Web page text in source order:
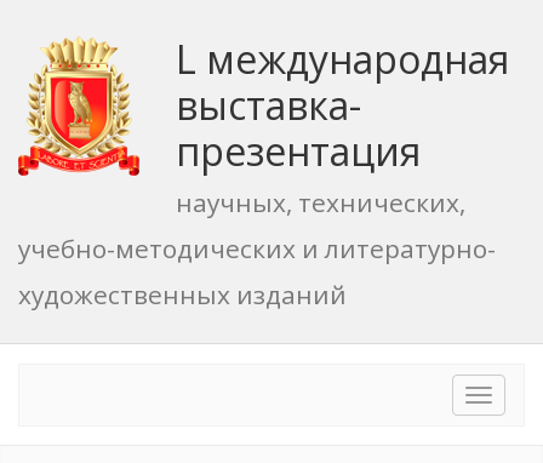
L международная
выставка-
презентация
научных, технических,
учебно-методических и литературно-
художественных изданий
Toggle